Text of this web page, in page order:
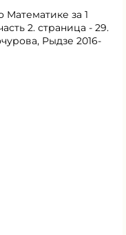
за 1
2. страница - 29.
Рыдзе 2016-